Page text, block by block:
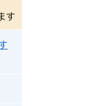
す